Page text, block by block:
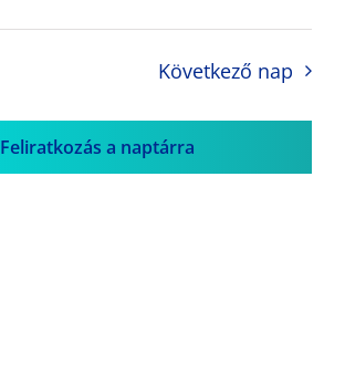
Következő nap
Feliratkozás a naptárra